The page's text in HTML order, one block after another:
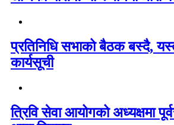
प्रतिनिधि सभाको बैठक बस्दै,
कार्यसूची
त्रिवि सेवा आयोगको अध्यक्षमा